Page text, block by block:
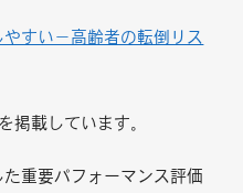
すい－高齢者の転倒リス
掲載しています。
重要パフォーマンス評価